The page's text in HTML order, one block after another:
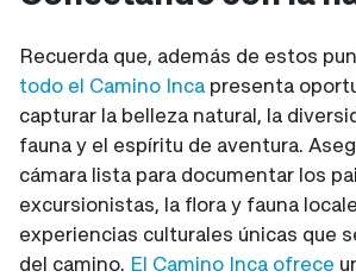
Recuerda que, además de estos
todo el Camino Inca presenta
capturar la belleza natural, la
fauna y el espíritu de aventura.
cámara lista para documentar los
excursionistas, la flora y fauna
experiencias culturales únicas que
del camino. El Camino Inca ofrece